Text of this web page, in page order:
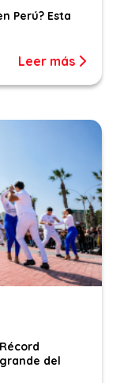
Perú? Esta
Leer más
del